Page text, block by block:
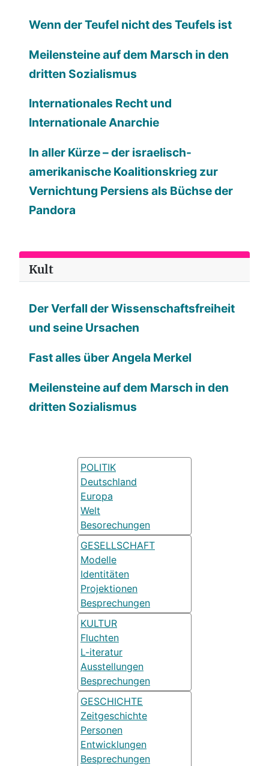
Wenn der Teufel nicht des Teufels ist
Meilensteine auf dem Marsch in den
dritten Sozialismus
Internationales Recht und
Internationale Anarchie
In aller Kürze – der israelisch-
amerikanische Koalitionskrieg zur
Vernichtung Persiens als Büchse der
Pandora
Kult
Der Verfall der Wissenschaftsfreiheit
und seine Ursachen
Fast alles über Angela Merkel
Meilensteine auf dem Marsch in den
dritten Sozialismus
POLITIK
Deutschland
Europa
Welt
Besorechungen
GESELLSCHAFT
Modelle
Identitäten
Projektionen
Besprechungen
KULTUR
Fluchten
L-iteratur
Ausstellungen
Besprechungen
GESCHICHTE
Zeitgeschichte
Personen
Entwicklungen
Besprechungen